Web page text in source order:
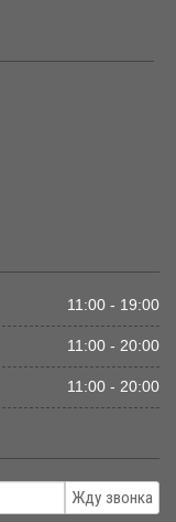
11:00 - 19:00
11:00 - 20:00
11:00 - 20:00
Жду звонка